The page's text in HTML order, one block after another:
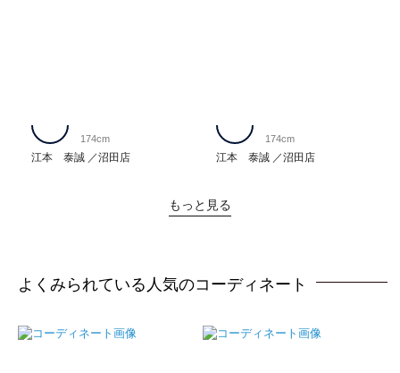
江本 泰誠 沼田店
174cm
江本 泰誠 沼田店
174cm
もっと見る
よくみられている人気のコーディネート